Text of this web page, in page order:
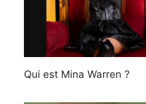
Qui est Mina Warren ?